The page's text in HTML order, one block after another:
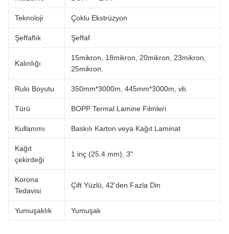
Teknoloji Çoklu Ekstrüzyon
Şeffaflık Şeffaf
Kalınlığı
15mikron, 18mikron, 20mikron, 23mikron,
25mikron.
Rulo Boyutu 350mm*3000m, 445mm*3000m, vb.
Türü BOPP Termal Lamine Filmleri
Kullanımı Baskılı Karton veya Kağıt Laminat
Kağıt
çekirdeği
1 inç (25.4 mm), 3"
Korona
Tedavisi
Çift Yüzlü, 42'den Fazla Din
Yumuşaklık Yumuşak